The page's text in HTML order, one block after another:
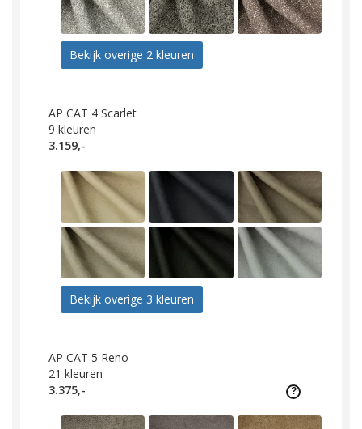
Bekijk overige 2 kleuren
AP CAT 4 Scarlet
9 kleuren
3.159,-
Bekijk overige 3 kleuren
AP CAT 5 Reno
21 kleuren
3.375,-